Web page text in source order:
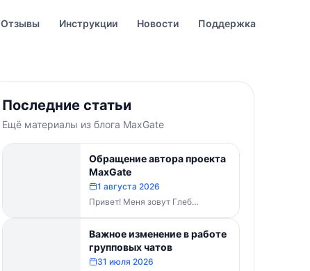
Отзывы Инструкции Новости Поддержка
Последние статьи
Ещё материалы из блога MaxGate
Обращение автора проекта
MaxGate
1 августа 2026
Привет! Меня зовут Глеб
Буваненко — кто-то из вас уже
знает меня по чату поддержки....
Важное изменение в работе
групповых чатов
31 июля 2026